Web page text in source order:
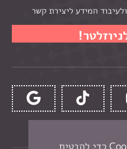
ולעיבוד המידע ליצירת קשר
אתר זה משתמש בקובצי Cookie כדי להבטיח